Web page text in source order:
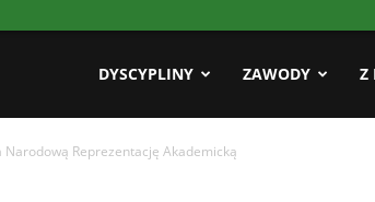
DYSCYPLINY ZAWODY Z
Narodową Reprezentację Akademicką